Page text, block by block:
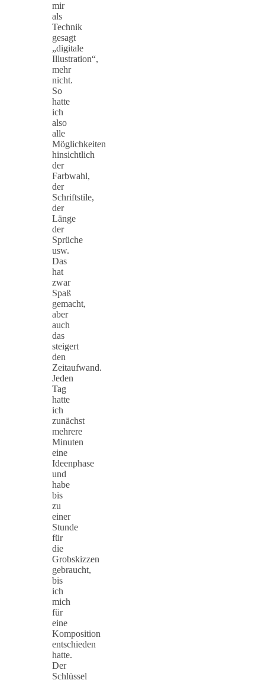
mir
als
Technik
gesagt
„digitale
Illustration“,
mehr
nicht.
So
hatte
ich
also
alle
Möglichkeiten
hinsichtlich
der
Farbwahl,
der
Schriftstile,
der
Länge
der
Sprüche
usw.
Das
hat
zwar
Spaß
gemacht,
aber
auch
das
steigert
den
Zeitaufwand.
Jeden
Tag
hatte
ich
zunächst
mehrere
Minuten
eine
Ideenphase
und
habe
bis
zu
einer
Stunde
für
die
Grobskizzen
gebraucht,
bis
ich
mich
für
eine
Komposition
entschieden
hatte.
Der
Schlüssel